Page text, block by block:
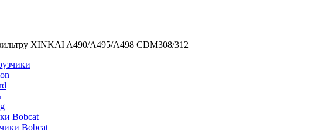
XINKAI A490/A495/A498 CDM308/312
Bobcat
Bobcat